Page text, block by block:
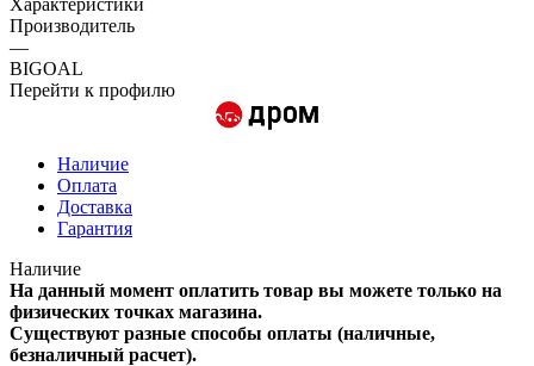
Производитель
—
BIGOAL
Перейти к профилю
Наличие
Оплата
Доставка
Гарантия
Наличие
На данный момент оплатить товар вы можете только на
физических точках магазина.
Существуют разные способы оплаты (наличные,
безналичный расчет).